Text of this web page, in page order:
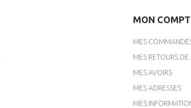
MON
MES
MES RETOURS
MES AVOIRS
MES ADRESSES
MES